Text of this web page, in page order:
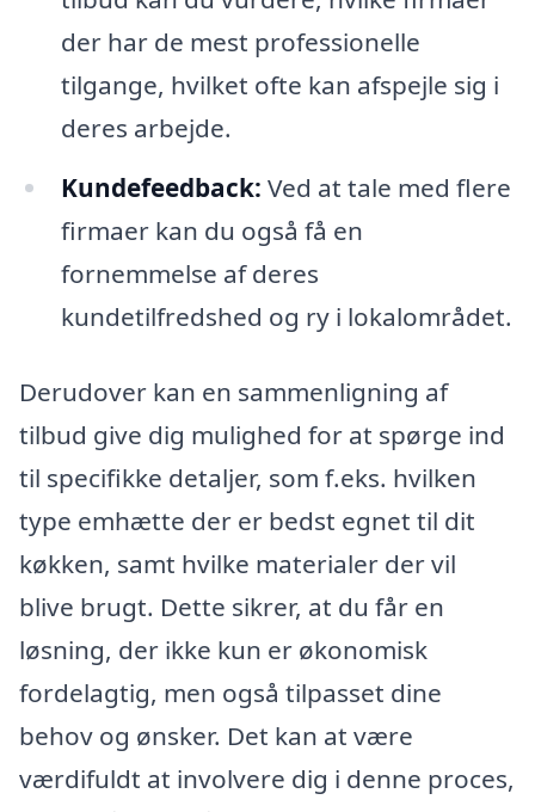
der har de mest professionelle
tilgange, hvilket ofte kan afspejle sig i
deres arbejde.
Kundefeedback: Ved at tale med flere
firmaer kan du også få en
fornemmelse af deres
kundetilfredshed og ry i lokalområdet.
Derudover kan en sammenligning af
tilbud give dig mulighed for at spørge ind
til specifikke detaljer, som f.eks. hvilken
type emhætte der er bedst egnet til dit
køkken, samt hvilke materialer der vil
blive brugt. Dette sikrer, at du får en
løsning, der ikke kun er økonomisk
fordelagtig, men også tilpasset dine
behov og ønsker. Det kan at være
værdifuldt at involvere dig i denne proces,